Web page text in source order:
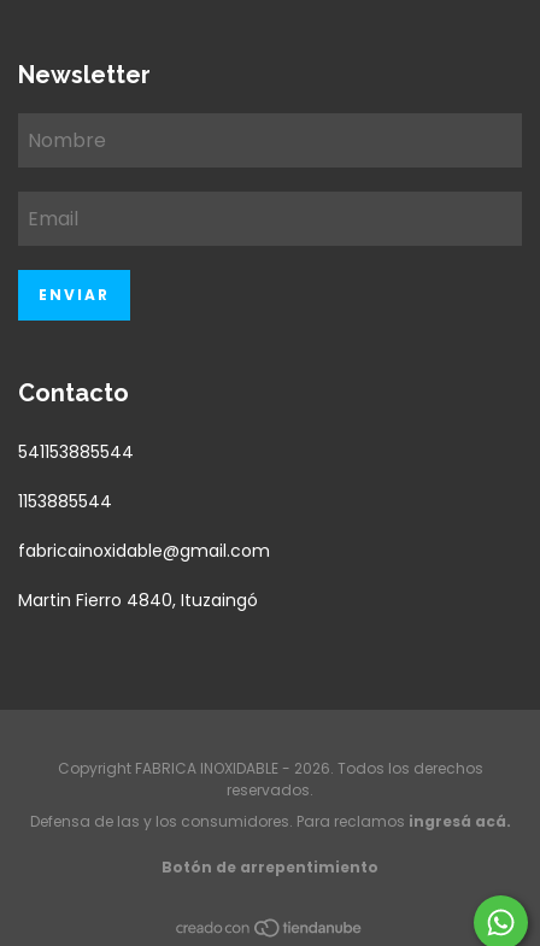
Newsletter
Contacto
541153885544
1153885544
fabricainoxidable@gmail.com
Martin Fierro 4840, Ituzaingó
Copyright FABRICA INOXIDABLE - 2026. Todos los derechos
reservados.
Defensa de las y los consumidores. Para reclamos ingresá acá.
Botón de arrepentimiento